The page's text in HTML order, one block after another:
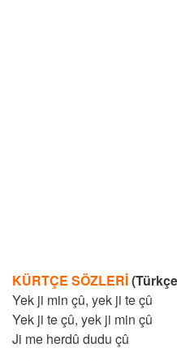
KÜRTÇE SÖZLERİ
Yek ji min çû, yek ji te çû
Yek ji te çû, yek ji min çû
Ji me herdû dudu çû